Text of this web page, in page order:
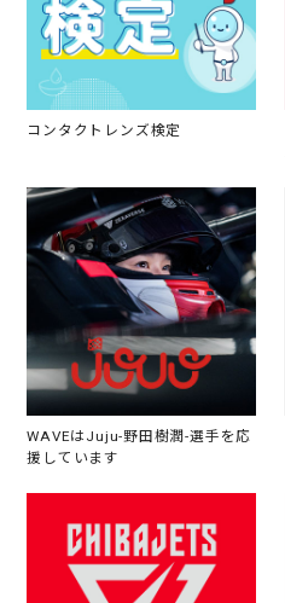
コンタクトレンズ検定
WAVEはJuju-野田樹潤-選手を応
援しています